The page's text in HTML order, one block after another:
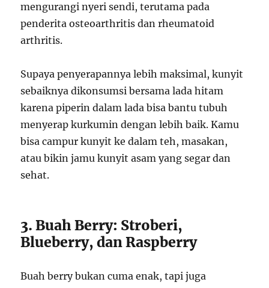
mengurangi nyeri sendi, terutama pada
penderita osteoarthritis dan rheumatoid
arthritis.
Supaya penyerapannya lebih maksimal, kunyit
sebaiknya dikonsumsi bersama lada hitam
karena piperin dalam lada bisa bantu tubuh
menyerap kurkumin dengan lebih baik. Kamu
bisa campur kunyit ke dalam teh, masakan,
atau bikin jamu kunyit asam yang segar dan
sehat.
3. Buah Berry: Stroberi,
Blueberry, dan Raspberry
Buah berry bukan cuma enak, tapi juga